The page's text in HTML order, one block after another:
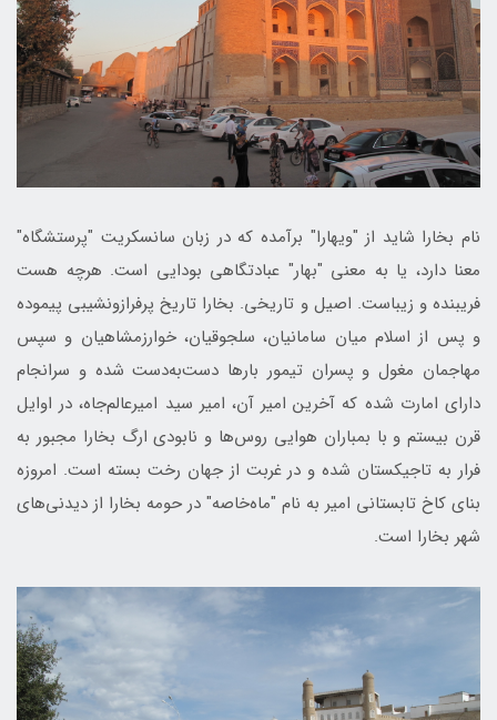
نام بخارا شاید از "ویهارا" برآمده که در زبان سانسکریت "پرستشگاه"
معنا دارد، یا به معنی "بهار" عبادتگاهی بودایی است. هرچه هست
فریبنده و زیباست. اصیل و تاریخی. بخارا تاریخ پرفرازونشیبی پیموده
و پس از اسلام میان سامانیان، سلجوقیان، خوارزمشاهیان و سپس
مهاجمان مغول و پسران تیمور بارها دست‌به‌دست شده و سرانجام
دارای امارت شده که آخرین امیر آن، امیر سید امیرعالم‌جاه، در اوایل
قرن بیستم و با بمباران هوایی روس‌ها و نابودی ارگ بخارا مجبور به
فرار به تاجیکستان شده و در غربت از جهان رخت بسته است. امروزه
بنای کاخ تابستانی امیر به نام "ماه‌خاصه" در حومه بخارا از دیدنی‌های
شهر بخارا است.